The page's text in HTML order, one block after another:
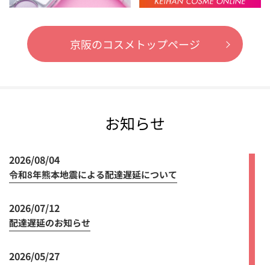
京阪のコスメトップページ
お知らせ
2026/08/04
令和8年熊本地震による配達遅延について
2026/07/12
配達遅延のお知らせ
2026/05/27